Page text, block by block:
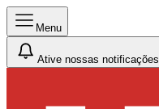
Menu
Ative nossas notificações